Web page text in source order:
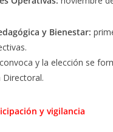
y Bienestar:
y la elección se
Directoral.
y vigilancia